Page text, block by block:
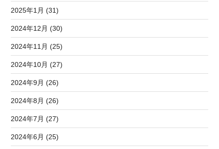
2025年1月 (31)
2024年12月 (30)
2024年11月 (25)
2024年10月 (27)
2024年9月 (26)
2024年8月 (26)
2024年7月 (27)
2024年6月 (25)